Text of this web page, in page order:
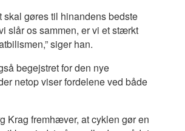
skal gøres til hinandens bedste
slår os sammen, er vi et stærkt
siger han.
begejstret for den nye
netop viser fordelene ved både
Krag fremhæver, at cyklen gør en